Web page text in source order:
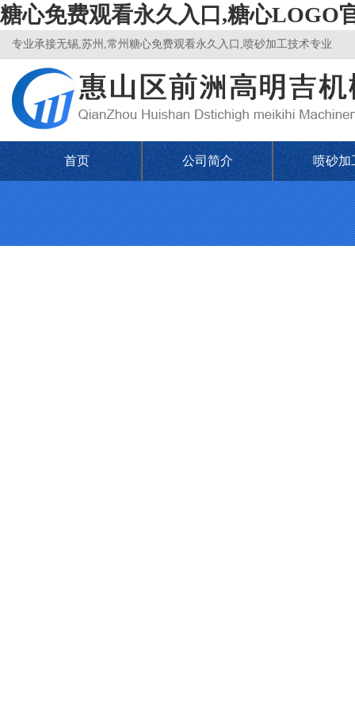
糖心免费观看永久入口,糖心LOGO
专业承接无锡,苏州,常州糖心免费观看永久入口,喷砂加工技术专业
首页 公司简介 喷砂加